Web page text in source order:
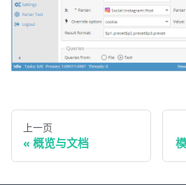
上一页
概览与文档